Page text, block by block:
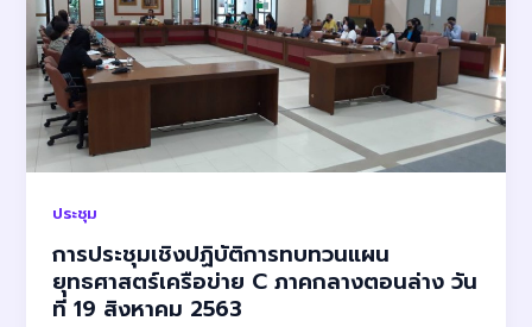
ประชุม
การประชุมเชิงปฏิบัติการทบทวนแผน
ยุทธศาสตร์เครือข่าย C ภาคกลางตอนล่าง วัน
ที่ 19 สิงหาคม 2563